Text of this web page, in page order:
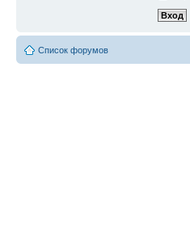
Список форумов